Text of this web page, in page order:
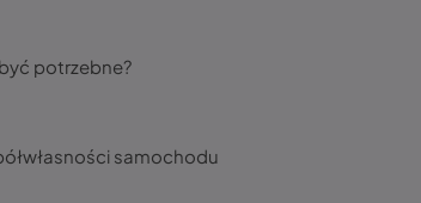
potrzebne?
samochodu